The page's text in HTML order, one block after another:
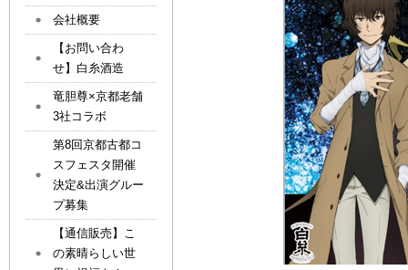
会社概要
【お問い合わ
せ】白糸酒造
竜胆尊×京都老舗
3社コラボ
第8回京都古都コ
スフェスタ開催
決定&出演グルー
プ募集
【通信販売】こ
の素晴らしい世